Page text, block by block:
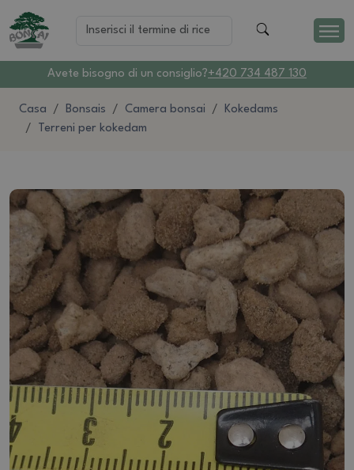
Avete bisogno di un consiglio?+420 734 487 130
Casa Bonsais Camera bonsai
Kokedams
Terreni per kokedam